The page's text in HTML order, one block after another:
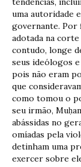
uma autoridade
governante. Por
adotada na
contudo, longe
seus ideólogos
pois não eram
que
como tomou o
seu irmão,
abássidas no
omíadas pela
detinham uma
exercer sobre